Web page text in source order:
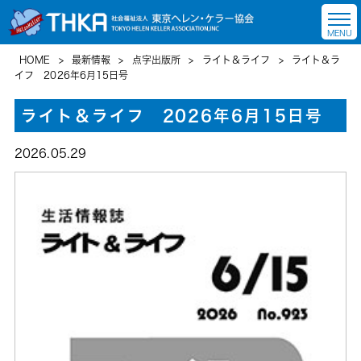
HOME > 最新情報 > 点字出版所 > ライト＆ライフ >
ライト＆ラ
イフ 2026年6月15日号
ライト＆ライフ 2026年6月15日号
2026.05.29